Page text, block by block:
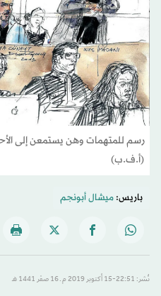
رسم للمتهمات وهن يستمعن إلى
(أ.ف.ب)
باريس:ميشال أبونجم
نُشر: 22:51-15 أكتوبر 2019 م ـ 16 صفَر 1441 هـ